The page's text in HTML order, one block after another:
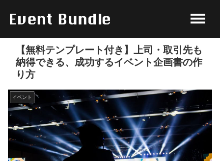
【無料テンプレート付き】上司・取引先も
納得できる、成功するイベント企画書の作
り方
イベント